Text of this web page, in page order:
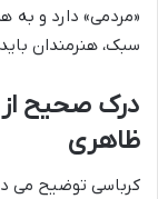
«مردمی» دارد و به
سبک، هنرمندان
درک صحیح از
ظاهری
کرباسی توضیح می